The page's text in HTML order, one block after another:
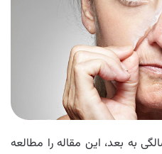
۴۰ سالگی به بعد، این مقاله را مطالعه